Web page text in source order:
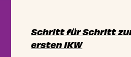
Schritt für Schritt
ersten IKW